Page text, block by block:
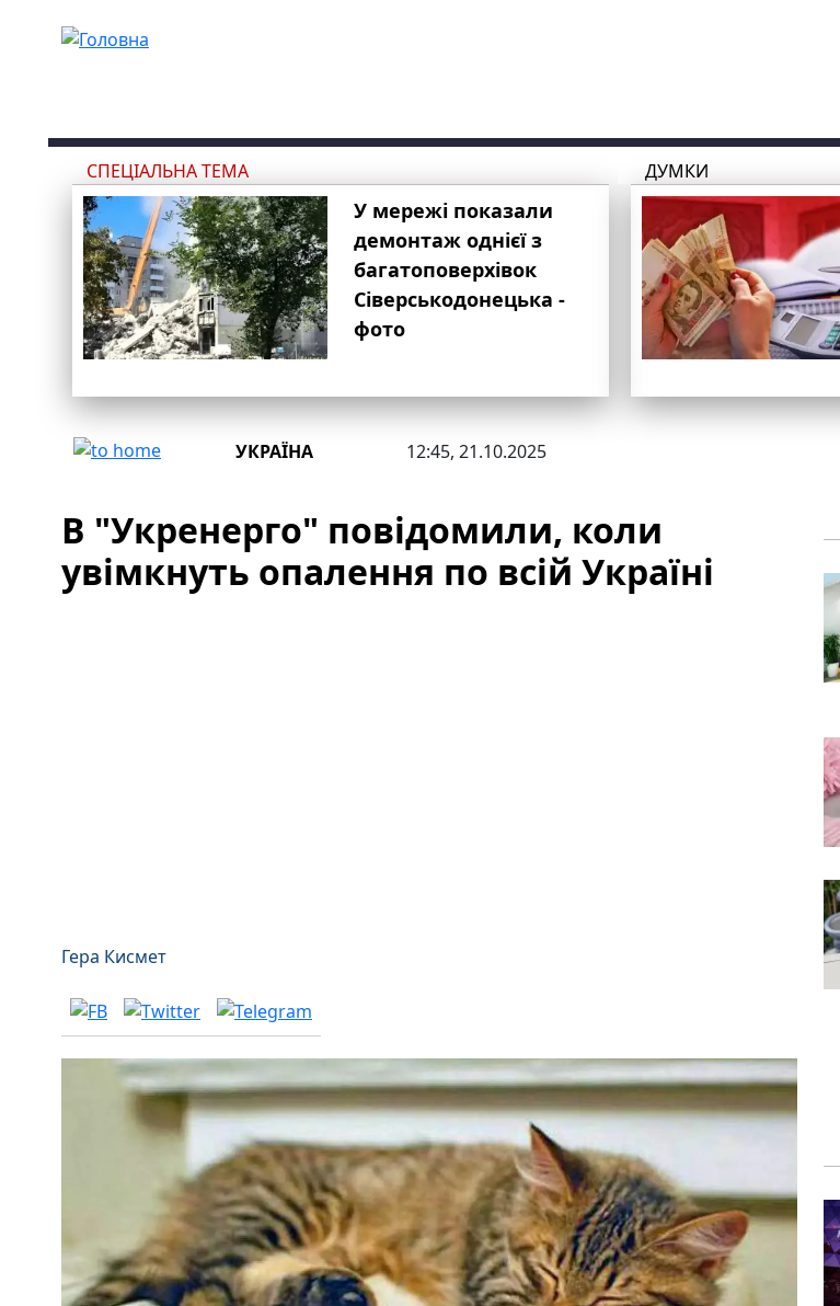
СПЕЦІАЛЬНА ТЕМА
У мережі показали
демонтаж однієї з
багатоповерхівок
Сіверськодонецька -
фото
ДУМКИ
УКРАЇНА 12:45, 21.10.2025
В "Укренерго" повідомили, коли
увімкнуть опалення по всій Україні
Гера Кисмет